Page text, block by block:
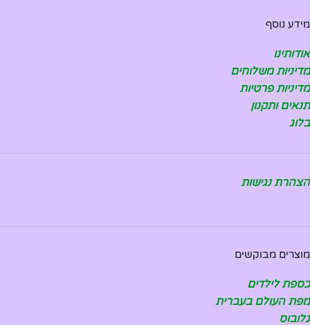
מידע נוסף
אודותינו
מדיניות משלוחים
מדיניות פרטיות
תנאים ותקנון
בלוג
הצהרת נגישות
מוצרים מבוקשים
כספת לילדים
מפת העולם בעברית
גלובוס